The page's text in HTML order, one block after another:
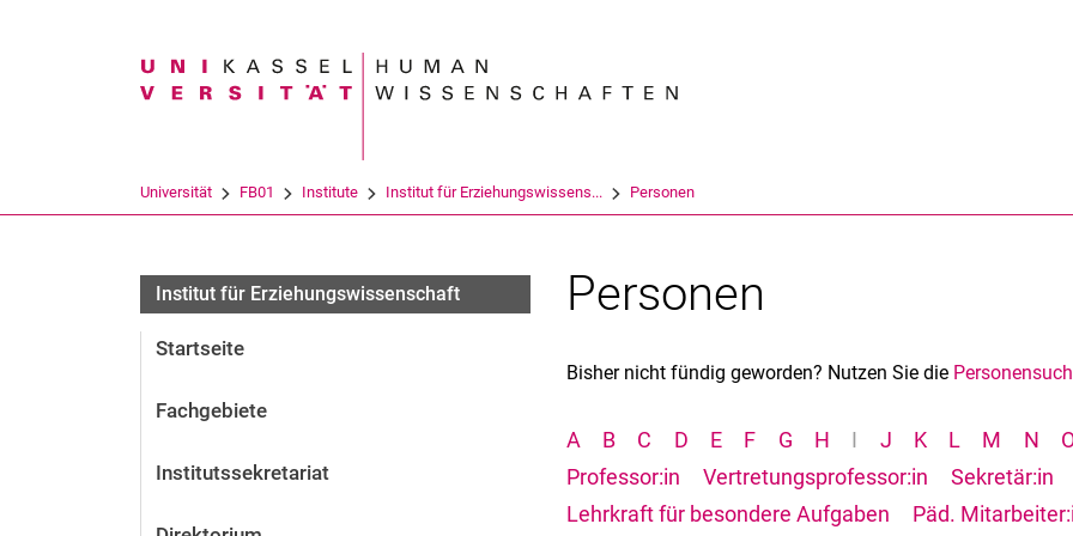
Suchbegriff
Universität FB01 Institute Institut für Erziehungswissens... Personen
Institut für Erziehungswissenschaft
Startseite
Fachgebiete
Institutssekretariat
Personen
Bisher nicht fündig geworden? Nutzen Sie die
A B C D E F G H J K L M N
Professor:in
Vertretungsprofessor:in Sekretär:in
Lehrkraft für besondere Aufgaben
Päd.